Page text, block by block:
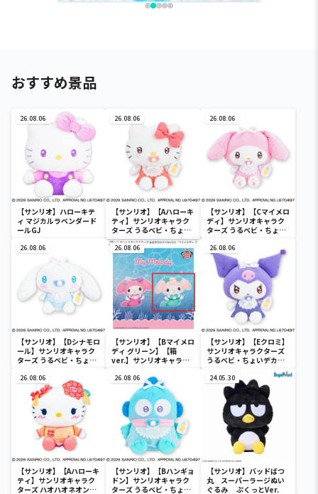
おすすめ景品
26.08.06
【サンリオ】ハローキテ
ィ マジカルラベンダード
ールGJ
26.08.06
【サンリオ】【Aハローキ
ティ】サンリオキャラク
ターズ うるベビ・ちょい
デカドール
26.08.06
【サンリオ】【Cマイメロ
ディ】サンリオキャラク
ターズ うるベビ・ちょい
26.08.06
【サンリオ】【Dシナモロ
ール】サンリオキャラク
ターズ うるベビ・ちょい
26.08.06
【サンリオ】【Bマイメロ
ディ グリーン】【箱
ver.】サンリオキャラク
SOFVIMATES～マイメロ
ディ マーメイドver. ～
26.08.06
【サンリオ】【Eクロミ】
サンリオキャラクターズ
うるベビ・ちょいデカド
26.08.06
【サンリオ】【Aハローキ
ティ】サンリオキャラク
ターズ ハオハオネオンタ
26.08.06
【サンリオ】【Bハンギョ
ドン】サンリオキャラク
ターズ うるベビ・ちょい
24.05.30
【サンリオ】バッドばつ
丸 スーパーラージぬい
ぐるみ ぷくっとVer.